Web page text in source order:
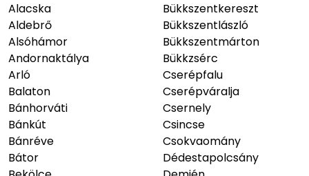
Alacska
Aldebrő
Alsóhámor
Andornaktálya
Arló
Balaton
Bánhorváti
Bánkút
Bánréve
Bátor
Bükkszentkereszt
Bükkszentlászló
Bükkszentmárton
Bükkzsérc
Cserépfalu
Cserépváralja
Csernely
Csincse
Csokvaomány
Dédestapolcsány